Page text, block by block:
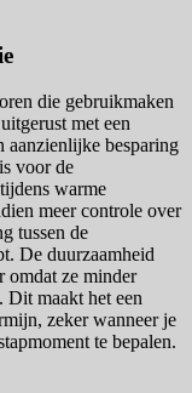
die gebruikmaken
met een
besparing
voor de
warme
meer controle over
tussen de
De duurzaamheid
omdat ze minder
Dit maakt het een
zeker wanneer je
te bepalen.